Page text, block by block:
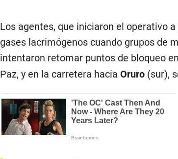
Los agentes, que iniciaron el operativo
gases lacrimógenos cuando grupos de
intentaron retomar puntos de bloqueo
Paz, y en la carretera hacia Oruro(sur),